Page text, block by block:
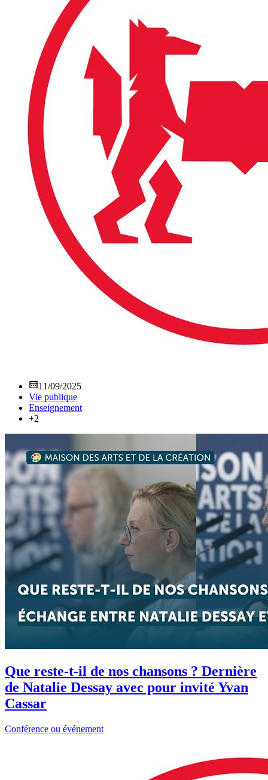
11/09/2025
Vie publique
Enseignement
+2
Que reste-t-il de nos chansons ? Dernière
de Natalie Dessay avec pour invité Yvan
Cassar
Conférence ou événement